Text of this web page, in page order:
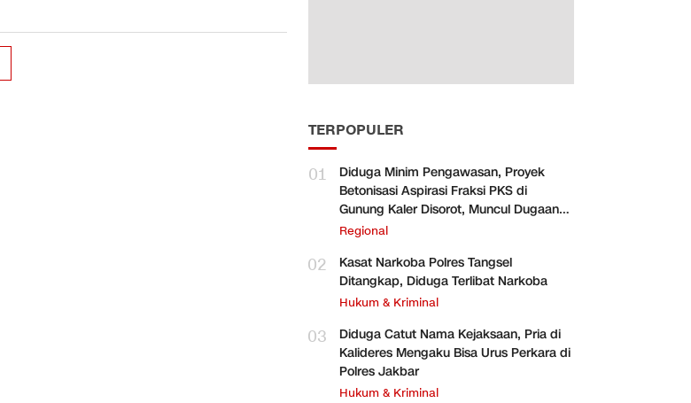
TERPOPULER
01
Diduga Minim Pengawasan, Proyek
Betonisasi Aspirasi Fraksi PKS di
Gunung Kaler Disorot, Muncul Dugaan
Pengurangan Volume
Regional
02
Kasat Narkoba Polres Tangsel
Ditangkap, Diduga Terlibat Narkoba
Hukum & Kriminal
03
Diduga Catut Nama Kejaksaan, Pria di
Kalideres Mengaku Bisa Urus Perkara di
Polres Jakbar
Hukum & Kriminal